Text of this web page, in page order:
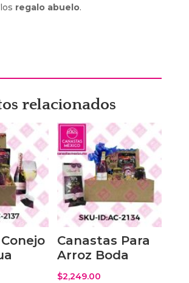
regalo abuelo.
relacionados
Canastas Para
Arroz Boda
$2,249.00